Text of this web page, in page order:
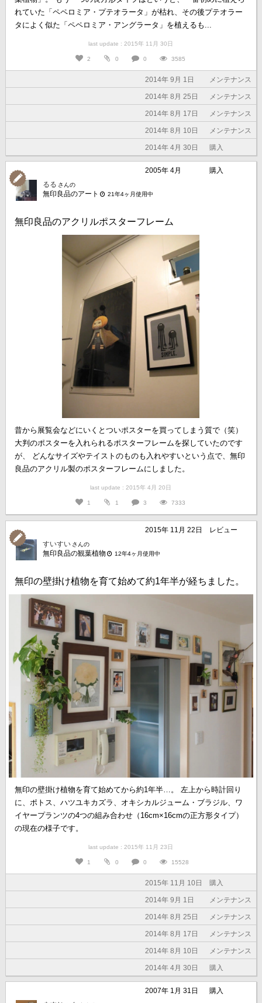
れていた「ペペロミア・プテオラータ」が枯れ、その後プテオラー
タによく似た「ペペロミア・アングラータ」を植えるも...
last update : 2015年 11月 30日
2 0 0 3585
2014年 9月 1日 メンテナンス
2014年 8月 25日 メンテナンス
2014年 8月 17日 メンテナンス
2014年 8月 10日 メンテナンス
2014年 4月 30日 購入
2005年 4月
購入
るる さんの
無印良品のアート 21年4ヶ月使用中
無印良品のアクリルポスターフレーム
昔から展覧会などにいくとついポスターを買ってしまう質で（笑）
大判のポスターを入れられるポスターフレームを探していたのです
が、 どんなサイズやテイストのものも入れやすいという点で、無印
良品のアクリル製のポスターフレームにしました。
last update : 2015年 4月 20日
1 1 3 7333
2015年 11月 22日
レビュー
すいすい さんの
無印良品の観葉植物 12年4ヶ月使用中
無印の壁掛け植物を育て始めて約1年半が経ちました。
無印の壁掛け植物を育て始めてから約1年半…。 左上から時計回り
に、ポトス、ハツユキカズラ、オキシカルジューム・ブラジル、ワ
イヤープランツの4つの組み合わせ（16cm×16cmの正方形タイプ）
の現在の様子です。
last update : 2015年 11月 23日
1 0 0 15528
2015年 11月 10日 購入
2014年 9月 1日 メンテナンス
2014年 8月 25日 メンテナンス
2014年 8月 17日 メンテナンス
2014年 8月 10日 メンテナンス
2014年 4月 30日 購入
2007年 1月 31日
購入